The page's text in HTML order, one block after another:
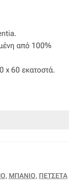
από 100%
x 60 εκατοστά.
, ΜΠΑΝΙΟ, ΠΕΤΣΕΤΑ